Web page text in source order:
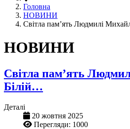
Головна
НОВИНИ
Світла пам’ять Людмилі
НОВИНИ
Світла пам’ять
Білій…
Деталі
20 жовтня 2025
Перегляди: 1000